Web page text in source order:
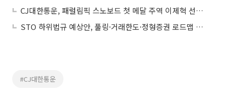
CJ대한통운, 패럴림픽 스노보드 첫 메달 주역 이제혁 선수 포상
STO 하위법규 예상안, 풀링·거래한도·정형증권 로드맵 제시
#CJ대한통운